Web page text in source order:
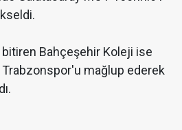
Bahçeşehir Koleji ise
mağlup ederek